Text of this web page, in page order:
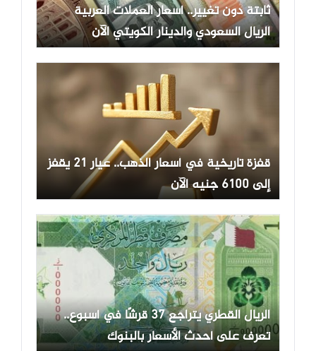
ثابتة دون تغيير.. أسعار العملات العربية
الريال السعودي والدينار الكويتي الآن
قفزة تاريخية في أسعار الذهب.. عيار 21 يقفز
إلى 6100 جنيه الآن
الريال القطري يتراجع 37 قرشًا في أسبوع..
تعرف على أحدث الأسعار بالبنوك